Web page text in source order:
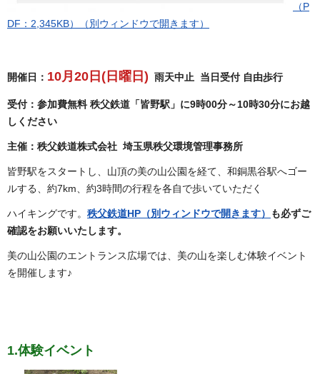
（P
DF：2,345KB）（別ウィンドウで開きます）
開催日： 10月20日(日曜日) 雨天中止 当日受付 自由歩行
受付：参加費無料 秩父鉄道「皆野駅」に9時00分～10時30分にお越
しください
主催：秩父鉄道株式会社 埼玉県秩父環境管理事務所
皆野駅をスタートし、山頂の美の山公園を経て、和銅黒谷駅へゴー
ルする、約7km、約3時間の行程を各自で歩いていただく
ハイキングです。 秩父鉄道HP（別ウィンドウで開きます）
も必ずご
確認をお願いいたします。
美の山公園のエントランス広場では、美の山を楽しむ体験イベント
を開催します♪
1.体験イベント